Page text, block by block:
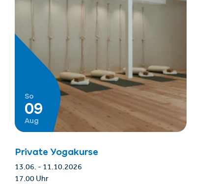
So
09
Aug
Private Yogakurse
13.06. - 11.10.2026
17.00 Uhr